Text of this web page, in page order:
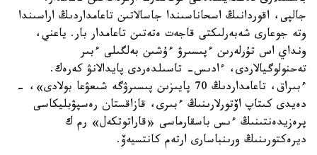
جالپى، اقوردانىڭ اسحاناسىندا جاسالاتىن تاعامداردىڭ اراسىندا
وتە جوعارى شەبەرلىكتى قاجەت ەتەتىن تاعامدار بار. ياعني،
ونداي اس تۇرلەرىن ءپىسىرۋ ءۇشىن بەلگىلى ءبىر
تەحنولوگيالاردى، ءادىس- تاسىلدەردى پايدالانۋ كەرەك.
ءبىراق، تاعامداردىڭ 70 پايىزىن پىسىرۋگە شىعۋعا بولادى»، -
دەيدى كىتاپ اۆتورلارىنىڭ ءبىرى، قازاقستان رەسپۋبليكاسى
پرەزيدەنتىنىڭ ءىس باسقارماسى «قاراتوتكەل» رم ك
ديرەكتورىنىڭ ورىنباسارى ارتەم كانتسيەۆ.